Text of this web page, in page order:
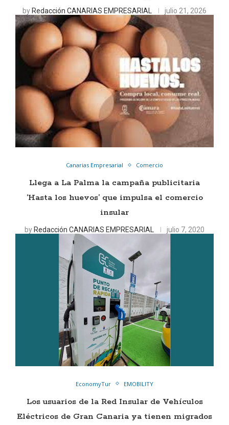
by Redacción CANARIAS EMPRESARIAL julio 21, 2026
Canarias Empresarial Comercio
Llega a La Palma la campaña publicitaria
‘Hasta los huevos’ que impulsa el comercio
insular
by Redacción CANARIAS EMPRESARIAL julio 7, 2020
EconomyTur EMOBILITY
Los usuarios de la Red Insular de Vehículos
Eléctricos de Gran Canaria ya tienen migrados